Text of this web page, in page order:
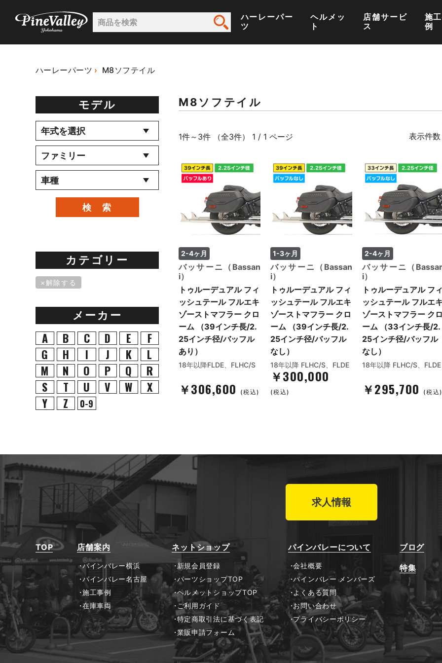
ハーレーパー
ツ
ヘルメッ
ト
店舗サービ
ス
施
例
ハーレーパーツ M8ソフテイル
モデル
検 索
カテゴリー
解除する
メーカー
A B C D E
F
G
H I J K
L
M
N O P Q
R
S
T U V W
X
Y
Z 0-9
M8ソフテイル
1件～3件 （全3件） 1 / 1 ページ 表示件数
2-4ヶ月
バッサーニ（Bassan
i）
トゥルーデュアル フィ
ッシュテール フルエキ
ゾーストマフラー クロ
ーム （39インチ長/2.
25インチ径/バッフル
あり）
18年以降FLDE、FLHC/S
￥306,600 (税込)
1-3ヶ月
バッサーニ（Bassan
i）
トゥルーデュアル フィ
ッシュテール フルエキ
ゾーストマフラー クロ
ーム （39インチ長/2.
25インチ径/バッフル
なし）
18年以降 FLHC/S、FLDE
￥300,000
(税込)
2-4ヶ月
バッサーニ（
i）
トゥルーデュアル フィ
ッシュテール フルエキ
ゾーストマフラー クロ
ーム （33インチ長/2.
25インチ径/バッフル
なし）
18年以降 FLHC/S、FLDE
￥295,700 (税込)
求人情報
TOP 店舗案内
パインバレー横浜
パインバレー名古屋
施工事例
在庫車両
ネットショップ
新規会員登録
パーツショップTOP
ヘルメットショップTOP
ご利用ガイド
特定商取引法に基づく表記
業販申請フォーム
パインバレーについて
会社概要
パインバレー メンバーズ
よくある質問
お問い合わせ
プライバシーポリシー
ブログ
特集